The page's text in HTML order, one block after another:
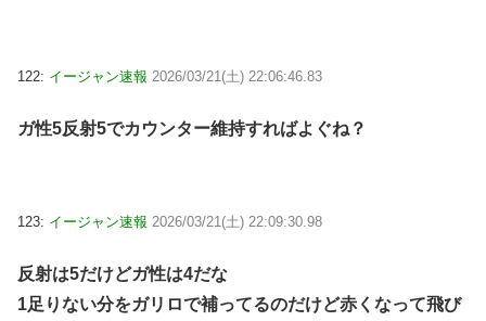
122: イージャン速報 2026/03/21(土) 22:06:46.83
ガ性5反射5でカウンター維持すればよぐね？
123: イージャン速報 2026/03/21(土) 22:09:30.98
反射は5だけどガ性は4だな
1足りない分をガリロで補ってるのだけど赤くなって飛び